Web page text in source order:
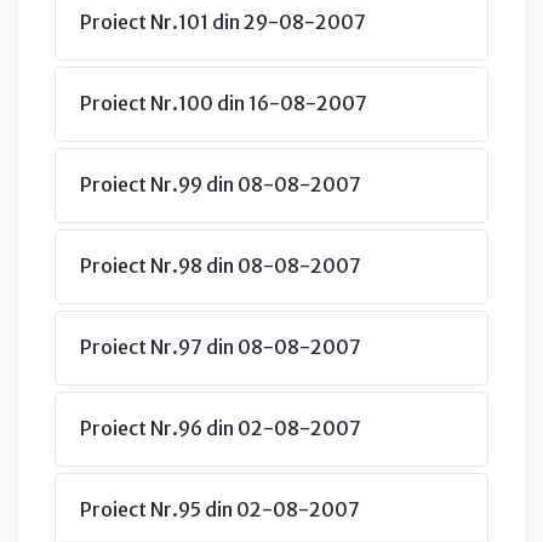
Proiect Nr.101 din 29-08-2007
Proiect Nr.100 din 16-08-2007
Proiect Nr.99 din 08-08-2007
Proiect Nr.98 din 08-08-2007
Proiect Nr.97 din 08-08-2007
Proiect Nr.96 din 02-08-2007
Proiect Nr.95 din 02-08-2007